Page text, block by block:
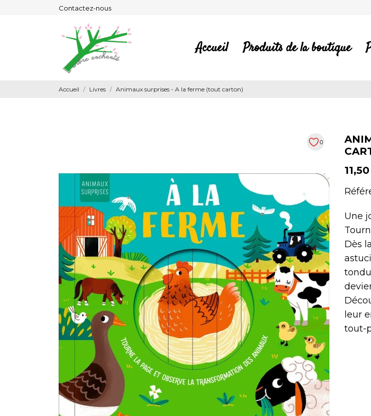
Contactez-nous
Accueil Produits de la boutique
Accueil Livres Animaux surprises - A la ferme (tout carton)
0
Une
Dès
leur
tout-